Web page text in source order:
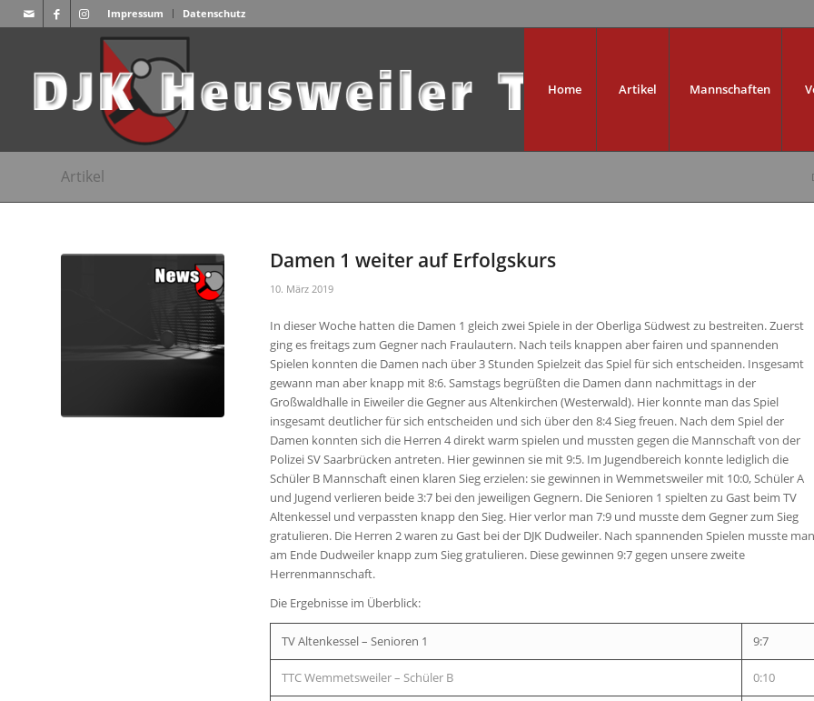
Impressum Datenschutz
Home Artikel Mannschaften
Artikel
Damen 1 weiter auf Erfolgskurs
10. März 2019
In dieser Woche hatten die Damen 1 gleich zwei Spiele in der Oberliga Südwest zu bestreiten. Zuerst
ging es freitags zum Gegner nach Fraulautern. Nach teils knappen aber fairen und spannenden
Spielen konnten die Damen nach über 3 Stunden Spielzeit das Spiel für sich entscheiden. Insgesamt
gewann man aber knapp mit 8:6. Samstags begrüßten die Damen dann nachmittags in der
Großwaldhalle in Eiweiler die Gegner aus Altenkirchen (Westerwald). Hier konnte man das Spiel
insgesamt deutlicher für sich entscheiden und sich über den 8:4 Sieg freuen. Nach dem Spiel der
Damen konnten sich die Herren 4 direkt warm spielen und mussten gegen die Mannschaft von der
Polizei SV Saarbrücken antreten. Hier gewinnen sie mit 9:5. Im Jugendbereich konnte lediglich die
Schüler B Mannschaft einen klaren Sieg erzielen: sie gewinnen in Wemmetsweiler mit 10:0, Schüler A
und Jugend verlieren beide 3:7 bei den jeweiligen Gegnern. Die Senioren 1 spielten zu Gast beim TV
Altenkessel und verpassten knapp den Sieg. Hier verlor man 7:9 und musste dem Gegner zum Sieg
gratulieren. Die Herren 2 waren zu Gast bei der DJK Dudweiler. Nach spannenden Spielen musste man
am Ende Dudweiler knapp zum Sieg gratulieren. Diese gewinnen 9:7 gegen unsere zweite
Herrenmannschaft.
Die Ergebnisse im Überblick:
TV Altenkessel – Senioren 1 9:7
TTC Wemmetsweiler – Schüler B 0:10